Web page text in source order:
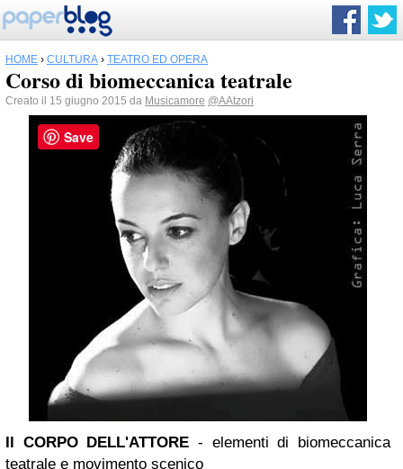
HOME › CULTURA › TEATRO ED OPERA
Corso di biomeccanica teatrale
Creato il 15 giugno 2015 da Musicamore @AAtzori
Il CORPO DELL'ATTORE - elementi di biomeccanica
teatrale e movimento scenico
Save